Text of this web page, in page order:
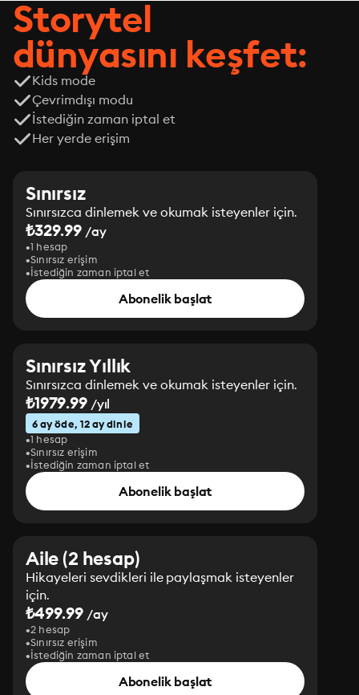
Storytel
dünyasını keşfet:
Kids mode
Çevrimdışı modu
İstediğin zaman iptal et
Her yerde erişim
Sınırsız
Sınırsızca dinlemek ve okumak isteyenler için.
₺329.99 /ay
1 hesap
Sınırsız erişim
İstediğin zaman iptal et
Abonelik başlat
Sınırsız Yıllık
Sınırsızca dinlemek ve okumak isteyenler için.
₺1979.99/yıl
6 ay öde, 12 ay dinle
1 hesap
Sınırsız erişim
İstediğin zaman iptal et
Abonelik başlat
Aile (2 hesap)
Hikayeleri sevdikleri ile paylaşmak isteyenler
için.
₺499.99 /ay
2 hesap
Sınırsız erişim
İstediğin zaman iptal et
Abonelik başlat